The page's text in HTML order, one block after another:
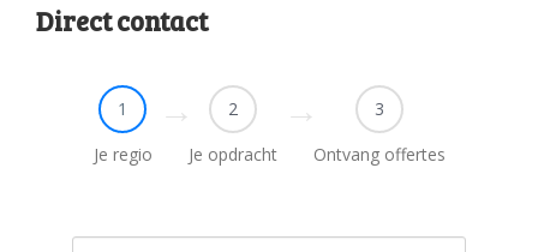
Direct contact
1
Je regio
2
Je opdracht
3
Ontvang offertes